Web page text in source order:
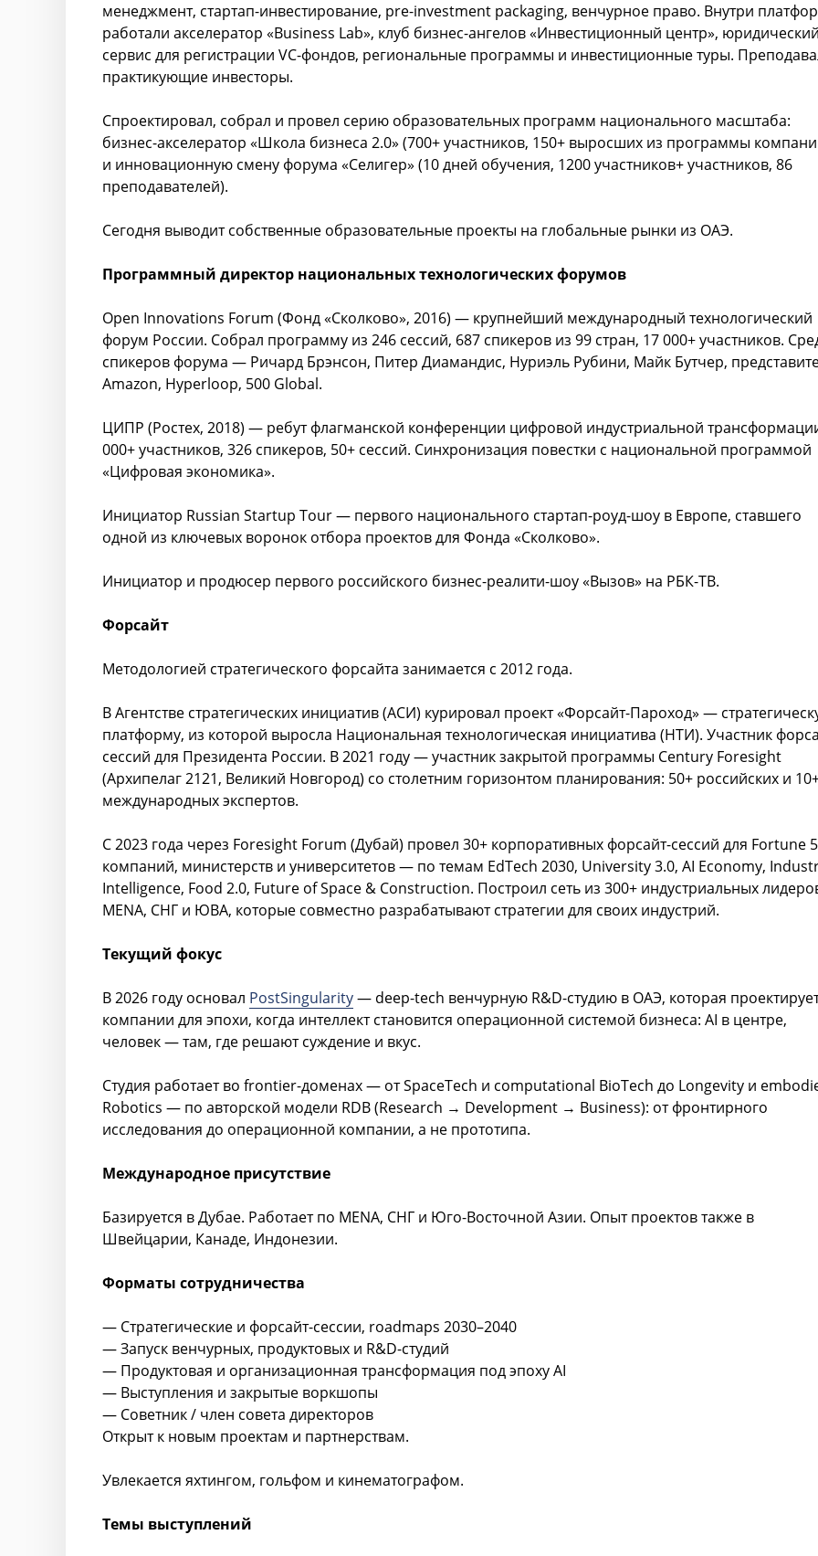
менеджмент, стартап-инвестирование, pre-investment packaging, венчурное право. Внутри
работали акселератор «Business Lab», клуб бизнес-ангелов «Инвестиционный центр», юридический
сервис для регистрации VC-фондов, региональные программы и инвестиционные туры.
практикующие инвесторы.
Спроектировал, собрал и провел серию образовательных программ национального масштаба:
бизнес-акселератор «Школа бизнеса 2.0» (700+ участников, 150+ выросших из программы
и инновационную смену форума «Селигер» (10 дней обучения, 1200 участников+ участников, 86
преподавателей).
Сегодня выводит собственные образовательные проекты на глобальные рынки из ОАЭ.
Программный директор национальных технологических форумов
Open Innovations Forum (Фонд «Сколково», 2016) — крупнейший международный технологический
форум России. Собрал программу из 246 сессий, 687 спикеров из 99 стран, 17 000+ участников.
спикеров форума — Ричард Брэнсон, Питер Диамандис, Нуриэль Рубини, Майк Бутчер,
Amazon, Hyperloop, 500 Global.
ЦИПР (Ростех, 2018) — ребут флагманской конференции цифровой индустриальной
000+ участников, 326 спикеров, 50+ сессий. Синхронизация повестки с национальной программой
«Цифровая экономика».
Инициатор Russian Startup Tour — первого национального стартап-роуд-шоу в Европе, ставшего
одной из ключевых воронок отбора проектов для Фонда «Сколково».
Инициатор и продюсер первого российского бизнес-реалити-шоу «Вызов» на РБК-ТВ.
Форсайт
Методологией стратегического форсайта занимается с 2012 года.
В Агентстве стратегических инициатив (АСИ) курировал проект «Форсайт-Пароход» —
платформу, из которой выросла Национальная технологическая инициатива (НТИ). Участник
сессий для Президента России. В 2021 году — участник закрытой программы Century Foresight
(Архипелаг 2121, Великий Новгород) со столетним горизонтом планирования: 50+ российских и
международных экспертов.
С 2023 года через Foresight Forum (Дубай) провел 30+ корпоративных форсайт-сессий для Fortune
компаний, министерств и университетов — по темам EdTech 2030, University 3.0, AI Economy,
Intelligence, Food 2.0, Future of Space & Construction. Построил сеть из 300+ индустриальных
MENA, СНГ и ЮВА, которые совместно разрабатывают стратегии для своих индустрий.
Текущий фокус
В 2026 году основал PostSingularity— deep-tech венчурную R&D-студию в ОАЭ, которая
компании для эпохи, когда интеллект становится операционной системой бизнеса: AI в центре,
человек — там, где решают суждение и вкус.
Студия работает во frontier-доменах — от SpaceTech и computational BioTech до Longevity и
Robotics — по авторской модели RDB (Research → Development → Business): от фронтирного
исследования до операционной компании, а не прототипа.
Международное присутствие
Базируется в Дубае. Работает по MENA, СНГ и Юго-Восточной Азии. Опыт проектов также в
Швейцарии, Канаде, Индонезии.
Форматы сотрудничества
— Стратегические и форсайт-сессии, roadmaps 2030–2040
— Запуск венчурных, продуктовых и R&D-студий
— Продуктовая и организационная трансформация под эпоху AI
— Выступления и закрытые воркшопы
— Советник / член совета директоров
Открыт к новым проектам и партнерствам.
Увлекается яхтингом, гольфом и кинематографом.
Темы выступлений